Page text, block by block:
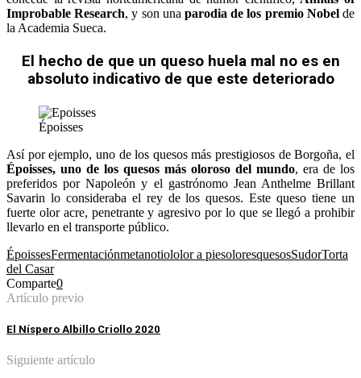
Improbable Research, y son unaparodia de los premio Nobelde
la Academia Sueca.
El hecho de que un queso huela mal no es en
absoluto indicativo de que este deteriorado
Époisses
Así por ejemplo, uno de los quesos más prestigiosos de Borgoña, el
Époisses, uno de los quesos más oloroso del mundo, era de los
preferidos por Napoleón y el gastrónomo Jean Anthelme Brillant
Savarin lo consideraba el rey de los quesos. Este queso tiene un
fuerte olor acre, penetrante y agresivo por lo que se llegó a prohibir
llevarlo en el transporte público.
ÉpoissesFermentaciónmetanotiololor a piesoloresquesosSudorTorta
del Casar
Comparte0
Artículo previo
El Níspero Albillo Criollo 2020
Siguiente artículo